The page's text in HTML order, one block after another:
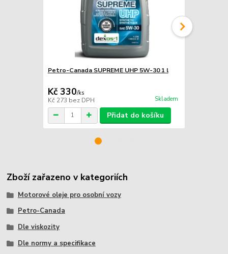
Petro-Canada SUPREME UHP 5W-30 1 l
Kč 330/ks
Kč 273 bez DPH Skladem
Přidat do košíku
Zboží zařazeno v kategoriích
Motorové oleje pro osobní vozy
Petro-Canada
Dle viskozity
Dle normy a specifikace